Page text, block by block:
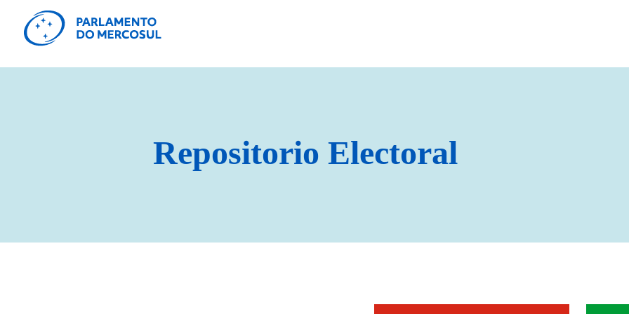
Repositorio Electoral